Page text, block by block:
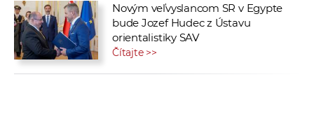
Novým veľvyslancom SR v Egypte
bude Jozef Hudec z Ústavu
orientalistiky SAV
Čítajte >>